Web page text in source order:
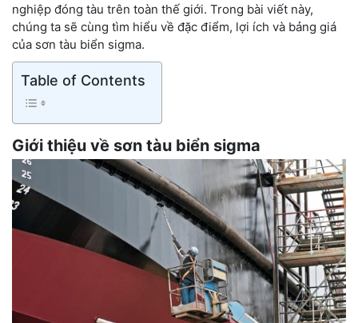
nghiệp đóng tàu trên toàn thế giới. Trong bài viết này,
chúng ta sẽ cùng tìm hiểu về đặc điểm, lợi ích và bảng giá
của sơn tàu biển sigma.
Table of Contents
Giới thiệu về sơn tàu biển sigma